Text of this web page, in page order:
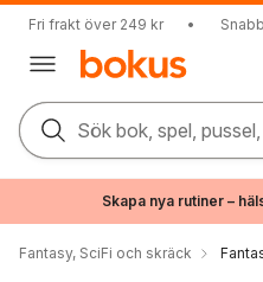
Fri frakt över 249 kr •
Sök bok, spel,
Skapa nya rutiner –
Fantasy, SciFi och skräck